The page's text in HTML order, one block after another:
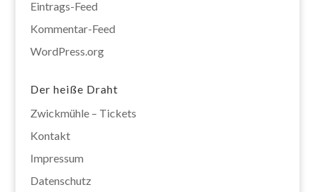
Eintrags-Feed
Kommentar-Feed
WordPress.org
Der heiße Draht
Zwickmühle – Tickets
Kontakt
Impressum
Datenschutz